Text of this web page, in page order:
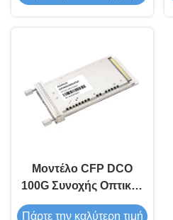
Μοντέλο CFP DCO
100G Συνοχής Οπτικού
Πηρακτήρα
Πάρτε την καλύτερη τιμή